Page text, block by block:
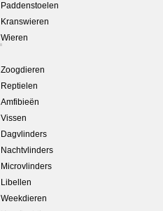
Paddenstoelen
Kranswieren
Wieren
Zoogdieren
Reptielen
Amfibieën
Vissen
Dagvlinders
Nachtvlinders
Microvlinders
Libellen
Weekdieren